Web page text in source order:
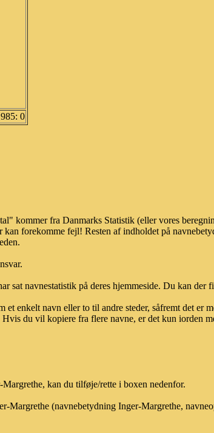
0
kommer fra Danmarks Statistik (eller vores
forekomme fejl! Resten af indholdet på
sat navnestatistik på deres hjemmeside. Du kan der
enkelt navn eller to til andre steder, såfremt det er
du vil kopiere fra flere navne, er det kun iorden
kan du tilføje/rette i boxen nedenfor.
Margrethe (navnebetydning Inger-Margrethe,